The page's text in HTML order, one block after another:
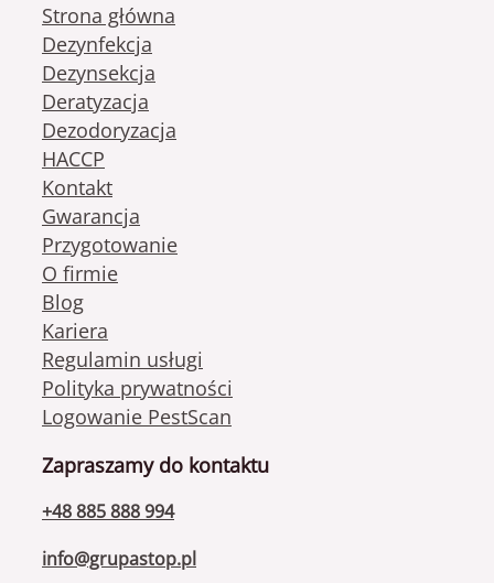
Strona główna
Dezynfekcja
Dezynsekcja
Deratyzacja
Dezodoryzacja
HACCP
Kontakt
Gwarancja
Przygotowanie
O firmie
Blog
Kariera
Regulamin usługi
Polityka prywatności
Logowanie PestScan
Zapraszamy do kontaktu
+48 885 888 994
info@grupastop.pl